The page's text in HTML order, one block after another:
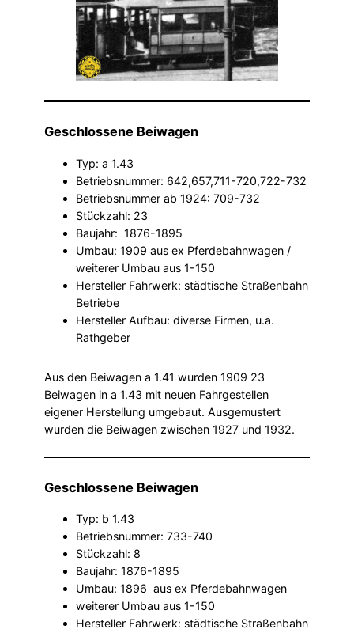
Geschlossene Beiwagen
Typ: a 1.43
Betriebsnummer: 642,657,711-720,722-732
Betriebsnummer ab 1924: 709-732
Stückzahl: 23
Baujahr: 1876-1895
Umbau: 1909 aus ex Pferdebahnwagen /
weiterer Umbau aus 1-150
Hersteller Fahrwerk: städtische Straßenbahn
Betriebe
Hersteller Aufbau: diverse Firmen, u.a.
Rathgeber
Aus den Beiwagen a 1.41 wurden 1909 23
Beiwagen in a 1.43 mit neuen Fahrgestellen
eigener Herstellung umgebaut. Ausgemustert
wurden die Beiwagen zwischen 1927 und 1932.
Geschlossene Beiwagen
Typ: b 1.43
Betriebsnummer: 733-740
Stückzahl: 8
Baujahr: 1876-1895
Umbau: 1896 aus ex Pferdebahnwagen
weiterer Umbau aus 1-150
Hersteller Fahrwerk: städtische Straßenbahn